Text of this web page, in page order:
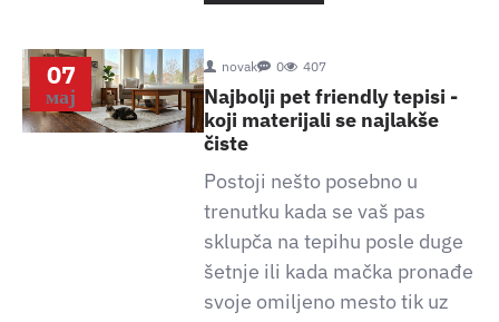
07
мај
novak 0 407
Najbolji pet friendly tepisi -
koji materijali se najlakše
čiste
Postoji nešto posebno u
trenutku kada se vaš pas
sklupča na tepihu posle duge
šetnje ili kada mačka pronađe
svoje omiljeno mesto tik uz